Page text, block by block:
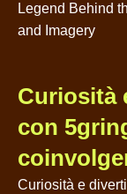
Legend Behind
and Imagery
Curiosità
con
Curiosità e